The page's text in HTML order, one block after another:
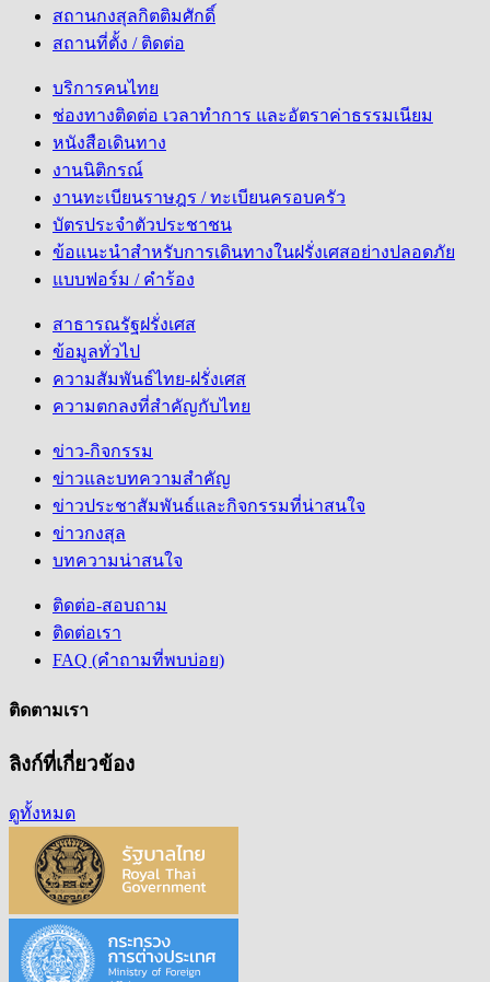
สถานกงสุลกิตติมศักดิ์
สถานที่ตั้ง / ติดต่อ
บริการคนไทย
ช่องทางติดต่อ เวลาทำการ และอัตราค่าธรรมเนียม
หนังสือเดินทาง
งานนิติกรณ์
งานทะเบียนราษฎร / ทะเบียนครอบครัว
บัตรประจำตัวประชาชน
ข้อแนะนำสำหรับการเดินทางในฝรั่งเศสอย่างปลอดภัย
แบบฟอร์ม / คำร้อง
สาธารณรัฐฝรั่งเศส
ข้อมูลทั่วไป
ความสัมพันธ์ไทย-ฝรั่งเศส
ความตกลงที่สำคัญกับไทย
ข่าว-กิจกรรม
ข่าวและบทความสำคัญ
ข่าวประชาสัมพันธ์และกิจกรรมที่น่าสนใจ
ข่าวกงสุล
บทความน่าสนใจ
ติดต่อ-สอบถาม
ติดต่อเรา
FAQ (คำถามที่พบบ่อย)
ติดตามเรา
ลิงก์ที่เกี่ยวข้อง
ดูทั้งหมด